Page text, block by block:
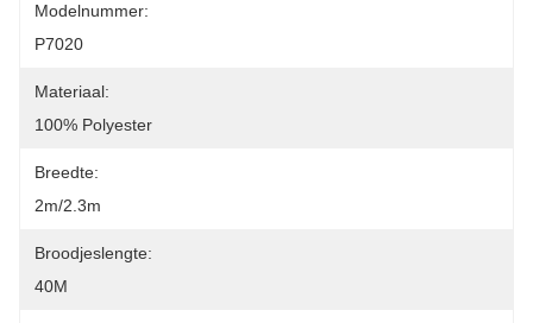
Modelnummer:
P7020
Materiaal:
100% Polyester
Breedte:
2m/2.3m
Broodjeslengte:
40M